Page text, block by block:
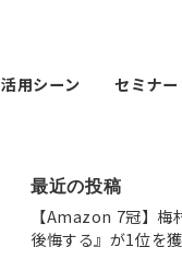
活用シーン セミナー
最近の投稿
【Amazon 7冠】梅
後悔する』が1位を獲